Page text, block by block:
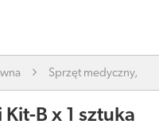
Sprzęt medyczny,
B x 1 sztuka